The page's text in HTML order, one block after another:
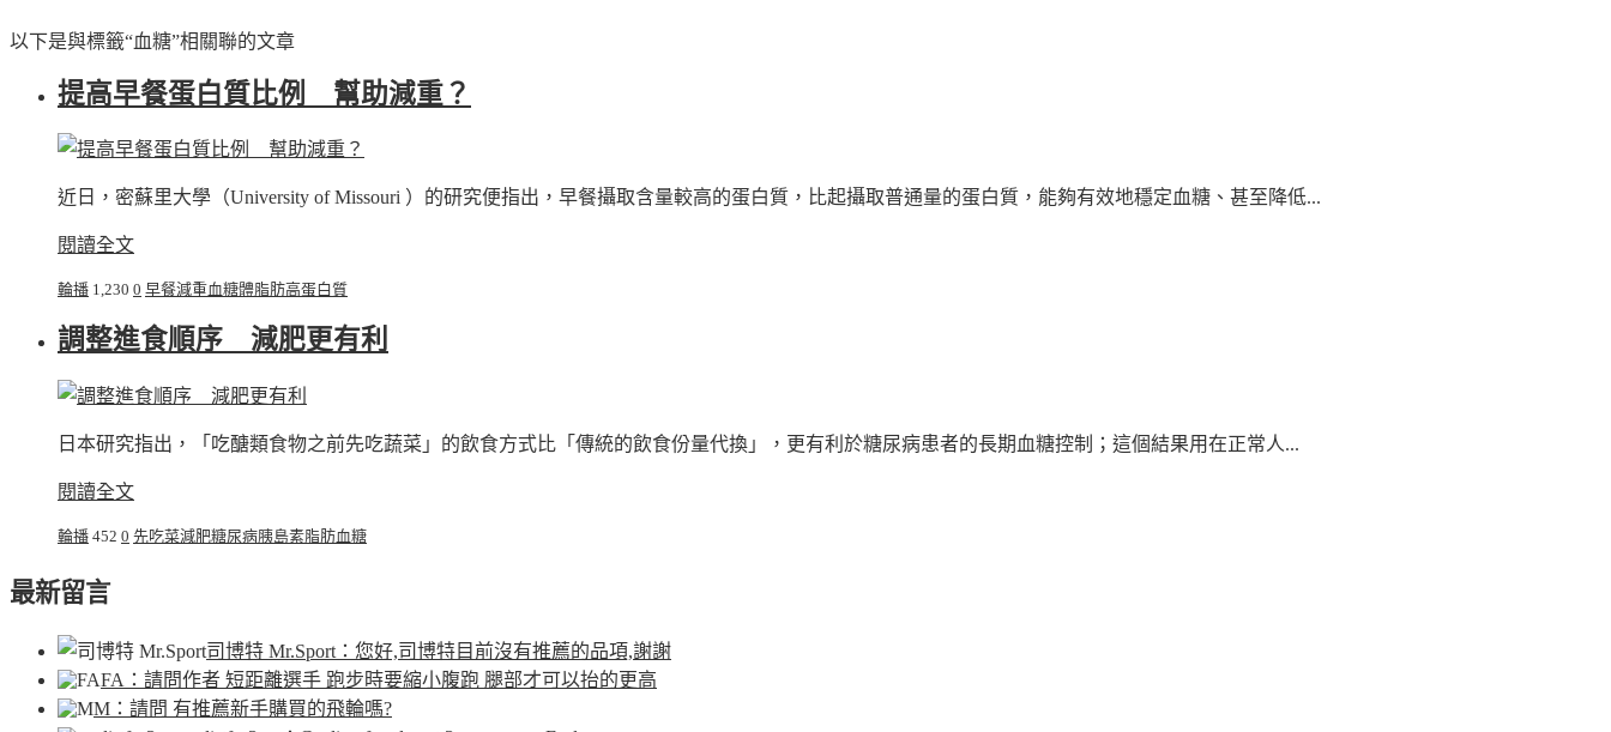
以下是與標籤“血糖”相關聯的文章
提高早餐蛋白質比例 幫助減重？
近日，密蘇里大學（University of Missouri ）的研究便指出，早餐攝取含量較高的蛋白質，比起攝取普通量的蛋白質，能夠有效地穩定血糖、甚至降低...
閱讀全文
輪播 1,230 0 早餐減重血糖體脂肪高蛋白質
調整進食順序 減肥更有利
日本研究指出，「吃醣類食物之前先吃蔬菜」的飲食方式比「傳統的飲食份量代換」，更有利於糖尿病患者的長期血糖控制；這個結果用在正常人...
閱讀全文
輪播 452 0 先吃菜減肥糖尿病胰島素脂肪血糖
最新留言
司博特 Mr.Sport ：您好,司博特目前沒有推薦的品項,謝謝
FA ：請問作者 短距離選手 跑步時要縮小腹跑 腿部才可以抬的更高
M ：請問 有推薦新手購買的飛輪嗎?